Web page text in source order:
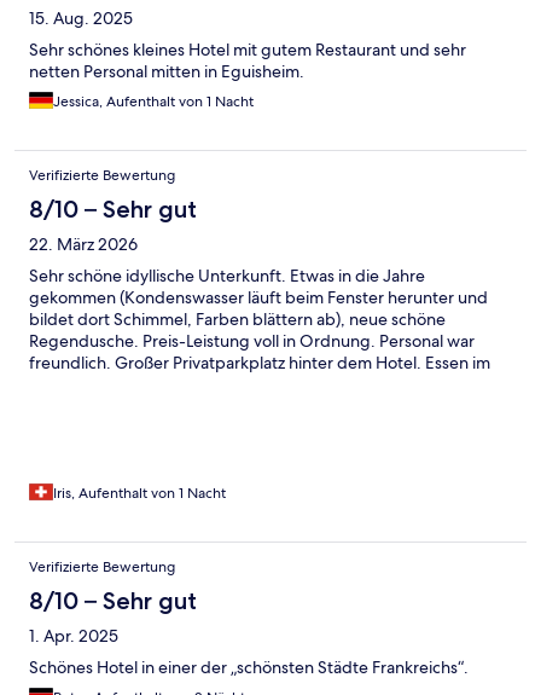
15. Aug. 2025
Sehr schönes kleines Hotel mit gutem Restaurant und sehr
netten Personal mitten in Eguisheim.
Jessica, Aufenthalt von 1 Nacht
Verifizierte Bewertung
8/10 – Sehr gut
22. März 2026
Sehr schöne idyllische Unterkunft. Etwas in die Jahre
gekommen (Kondenswasser läuft beim Fenster herunter und
bildet dort Schimmel, Farben blättern ab), neue schöne
Regendusche. Preis-Leistung voll in Ordnung. Personal war
freundlich. Großer Privatparkplatz hinter dem Hotel. Essen im
Iris, Aufenthalt von 1 Nacht
Verifizierte Bewertung
8/10 – Sehr gut
1. Apr. 2025
Schönes Hotel in einer der „schönsten Städte Frankreichs“.